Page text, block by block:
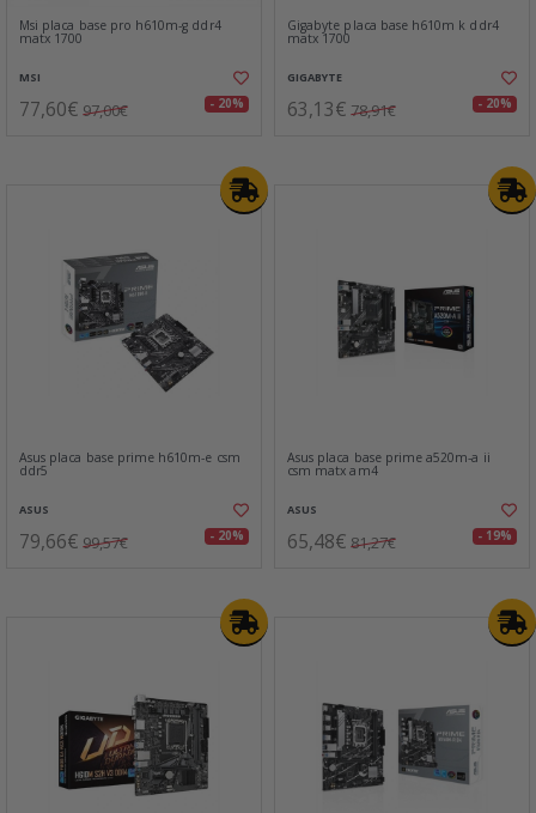
Msi placa base pro h610m-g ddr4
matx 1700
MSI
77,60€ 97,00€ - 20%
Gigabyte placa base h610m k ddr4
matx 1700
GIGABYTE
63,13€ 78,91€ - 20%
Asus placa base prime h610m-e csm
ddr5
ASUS
79,66€ 99,57€ - 20%
Asus placa base prime a520m-a ii
csm matx am4
ASUS
65,48€ 81,27€ - 19%